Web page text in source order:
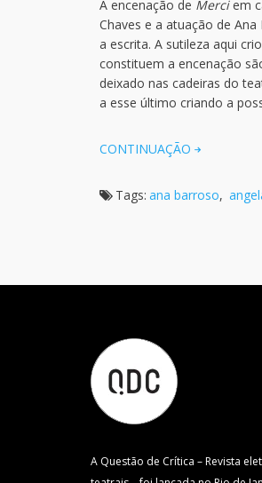
A encenação de Merciem
Chaves e a atuação de
a escrita. A sutileza aqui
constituem a encenação
deixado nas cadeiras do
a esse último criando a
CONTINUAÇÃO
Tags: ana barroso,
A Questão de Crítica – Revista